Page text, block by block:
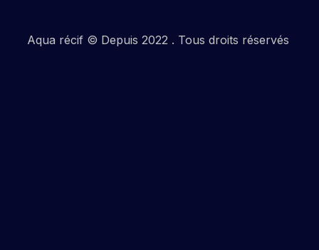
Aqua récif © Depuis 2022 . Tous droits réservés